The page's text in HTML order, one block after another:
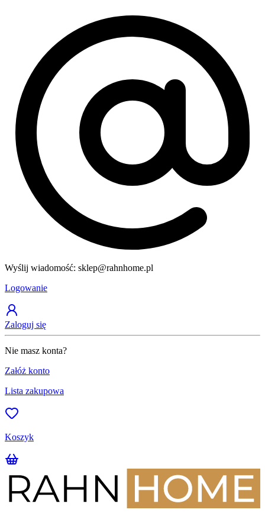
Wyślij wiadomość: sklep@rahnhome.pl
Logowanie
Zaloguj się
Nie masz konta?
Załóż konto
Lista zakupowa
Koszyk